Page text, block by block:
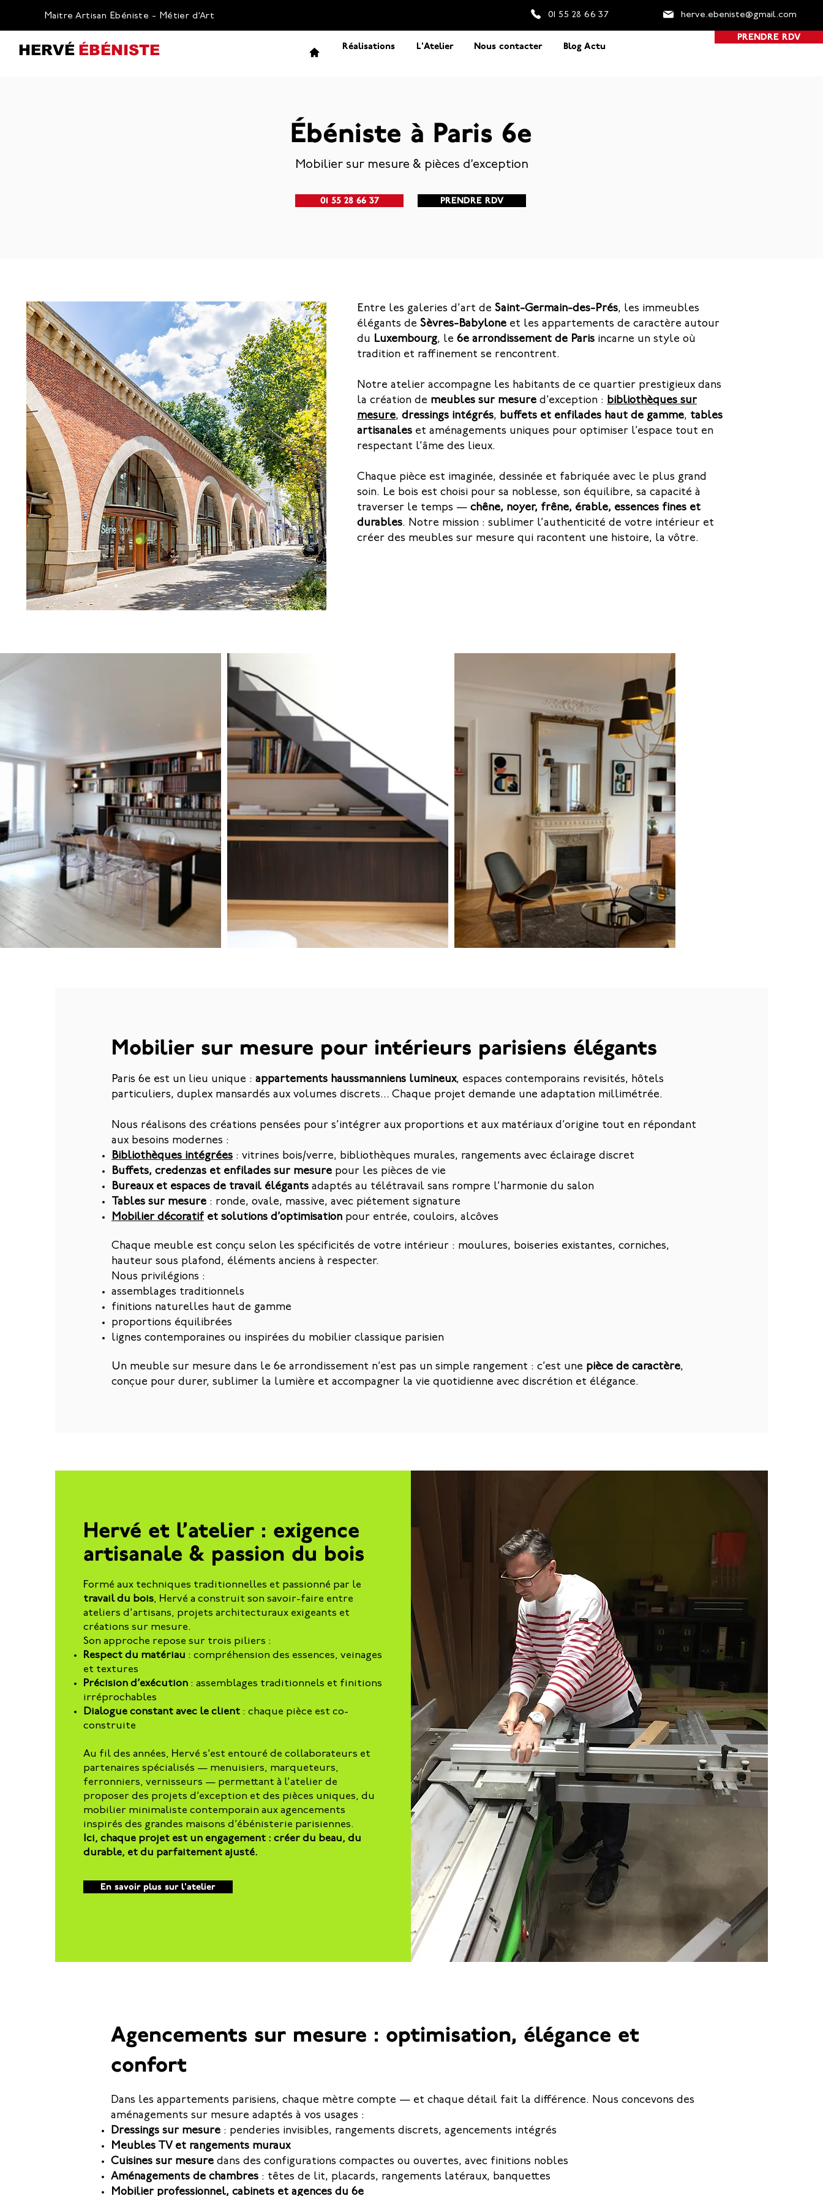
Maitre Artisan Ebéniste - Métier d’Art 01 55 28 66 37 herve.ebeniste@gmail.com
HERVÉ ÉBÉNISTE Réalisations L'Atelier Nous contacter Blog Actu
PRENDRE RDV
Ébéniste à Paris 6e
Mobilier sur mesure & pièces d’exception
01 55 28 66 37 PRENDRE RDV
Entre les galeries d’art de Saint-Germain-des-Prés, les immeubles
élégants de Sèvres-Babylone et les appartements de caractère autour
du Luxembourg, le 6e arrondissement de Paris incarne un style où
tradition et raffinement se rencontrent.
Notre atelier accompagne les habitants de ce quartier prestigieux dans
la création de meubles sur mesure d’exception : bibliothèques sur
mesure, dressings intégrés, buffets et enfilades haut de gamme, tables
artisanales et aménagements uniques pour optimiser l’espace tout en
respectant l’âme des lieux.
Chaque pièce est imaginée, dessinée et fabriquée avec le plus grand
soin. Le bois est choisi pour sa noblesse, son équilibre, sa capacité à
traverser le temps — chêne, noyer, frêne, érable, essences fines et
durables. Notre mission : sublimer l’authenticité de votre intérieur et
créer des meubles sur mesure qui racontent une histoire, la vôtre.
Mobilier sur mesure pour intérieurs parisiens élégants
Paris 6e est un lieu unique : appartements haussmanniens lumineux, espaces contemporains revisités, hôtels
particuliers, duplex mansardés aux volumes discrets... Chaque projet demande une adaptation millimétrée.
Nous réalisons des créations pensées pour s’intégrer aux proportions et aux matériaux d’origine tout en répondant
aux besoins modernes :
Bibliothèques intégrées : vitrines bois/verre, bibliothèques murales, rangements avec éclairage discret
Buffets, credenzas et enfilades sur mesure pour les pièces de vie
Bureaux et espaces de travail élégants adaptés au télétravail sans rompre l’harmonie du salon
Tables sur mesure : ronde, ovale, massive, avec piétement signature
Mobilier décoratif et solutions d’optimisation pour entrée, couloirs, alcôves
Chaque meuble est conçu selon les spécificités de votre intérieur : moulures, boiseries existantes, corniches,
hauteur sous plafond, éléments anciens à respecter.
Nous privilégions :
assemblages traditionnels
finitions naturelles haut de gamme
proportions équilibrées
lignes contemporaines ou inspirées du mobilier classique parisien
Un meuble sur mesure dans le 6e arrondissement n’est pas un simple rangement : c’est une pièce de caractère,
conçue pour durer, sublimer la lumière et accompagner la vie quotidienne avec discrétion et élégance.
Hervé et l’atelier : exigence
artisanale & passion du bois
Formé aux techniques traditionnelles et passionné par le
travail du bois, Hervé a construit son savoir-faire entre
ateliers d’artisans, projets architecturaux exigeants et
créations sur mesure.
Son approche repose sur trois piliers :
Respect du matériau : compréhension des essences, veinages
et textures
Précision d’exécution: assemblages traditionnels et finitions
irréprochables
Dialogue constant avec le client: chaque pièce est co-
construite
Au fil des années, Hervé s’est entouré de collaborateurs et
partenaires spécialisés — menuisiers, marqueteurs,
ferronniers, vernisseurs — permettant à l’atelier de
proposer des projets d’exception et des pièces uniques, du
mobilier minimaliste contemporain aux agencements
inspirés des grandes maisons d’ébénisterie parisiennes.
Ici, chaque projet est un engagement : créer du beau, du
durable, et du parfaitement ajusté.
En savoir plus sur l'atelier
Agencements sur mesure : optimisation, élégance et
confort
Dans les appartements parisiens, chaque mètre compte — et chaque détail fait la différence. Nous concevons des
aménagements sur mesure adaptés à vos usages :
Dressings sur mesure : penderies invisibles, rangements discrets, agencements intégrés
Meubles TV et rangements muraux
Cuisines sur mesure dans des configurations compactes ou ouvertes, avec finitions nobles
Aménagements de chambres : têtes de lit, placards, rangements latéraux, banquettes
Mobilier professionnel, cabinets et agences du 6e